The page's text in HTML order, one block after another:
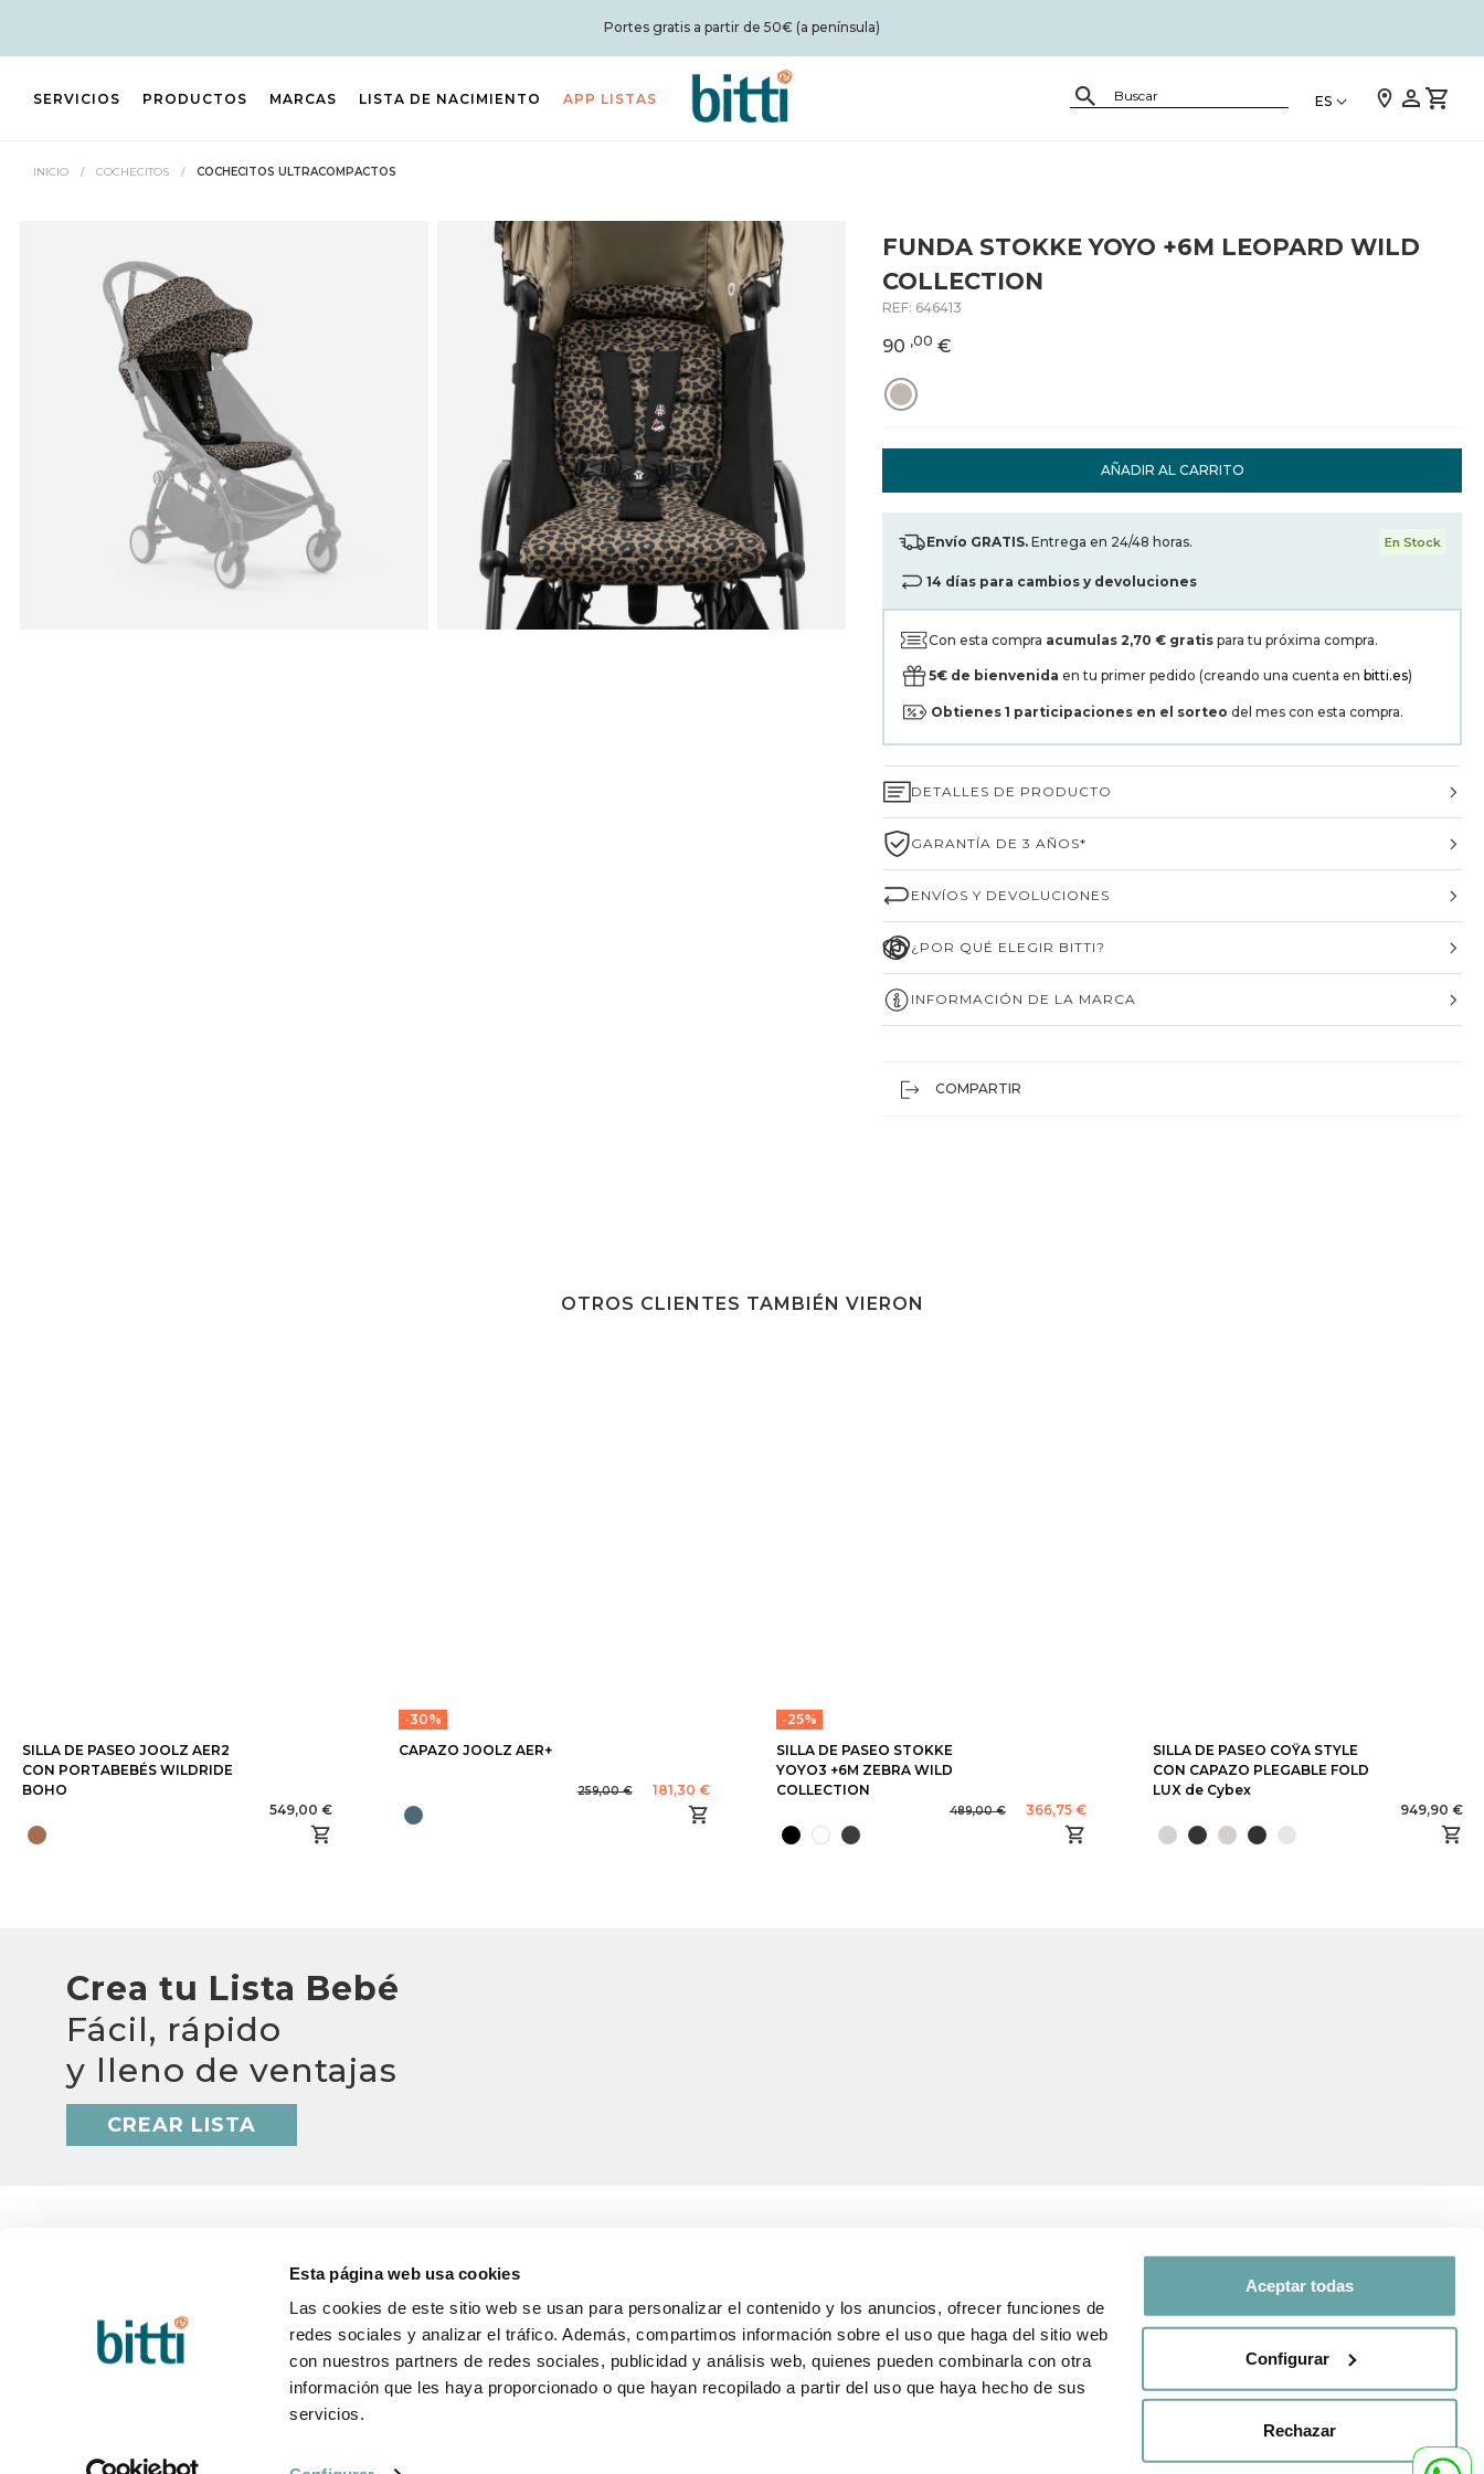
Esta página web usa cookies
Las cookies de este sitio web se usan para personalizar el contenido y los anuncios, ofrecer funciones de
redes sociales y analizar el tráfico. Además, compartimos información sobre el uso que haga del sitio web
con nuestros partners de redes sociales, publicidad y análisis web, quienes pueden combinarla con otra
información que les haya proporcionado o que hayan recopilado a partir del uso que haya hecho de sus
servicios.
Aceptar todas
Configurar
Rechazar
Portes gratis a partir de 50€ (a península)
SERVICIOS PRODUCTOS MARCAS LISTA DE NACIMIENTO APP LISTAS ES
INICIO / COCHECITOS / COCHECITOS ULTRACOMPACTOS
FUNDA STOKKE YOYO +6M LEOPARD WILD
COLLECTION
REF: 646413
90 ,00 €
AÑADIR AL CARRITO
Envío GRATIS. Entrega en 24/48 horas. En Stock
14 días para cambios y devoluciones
Con esta compra acumulas 2,70 € gratis para tu próxima compra.
5€ de bienvenida en tu primer pedido (creando una cuenta en bitti.es)
Obtienes 1 participaciones en el sorteo del mes con esta compra.
DETALLES DE PRODUCTO
GARANTÍA DE 3 AÑOS*
ENVÍOS Y DEVOLUCIONES
¿POR QUÉ ELEGIR BITTI?
INFORMACIÓN DE LA MARCA
COMPARTIR
OTROS CLIENTES TAMBIÉN VIERON
SILLA DE PASEO JOOLZ AER2
CON PORTABEBÉS WILDRIDE
BOHO
549,00 €
-30%
CAPAZO JOOLZ AER+
259,00 € 181,30 €
-25%
SILLA DE PASEO STOKKE
YOYO3 +6M ZEBRA WILD
COLLECTION
489,00 € 366,75 €
SILLA DE PASEO COŸA STYLE
CON CAPAZO PLEGABLE FOLD
LUX de Cybex
949,90 €
Crea tu Lista Bebé
Fácil, rápido
y lleno de ventajas
CREAR LISTA
¿Quiénes somos?
Trabaja con nosotros
AYUDA
Q&A
Plazos de entrega
Cambios y devoluciones
Postventa
INFORMACIÓN LEGAL
Aviso legal
Política de confidencialidad y de
protección de datos
Política de cookies
SÍGUENOS EN
nosotros a través de